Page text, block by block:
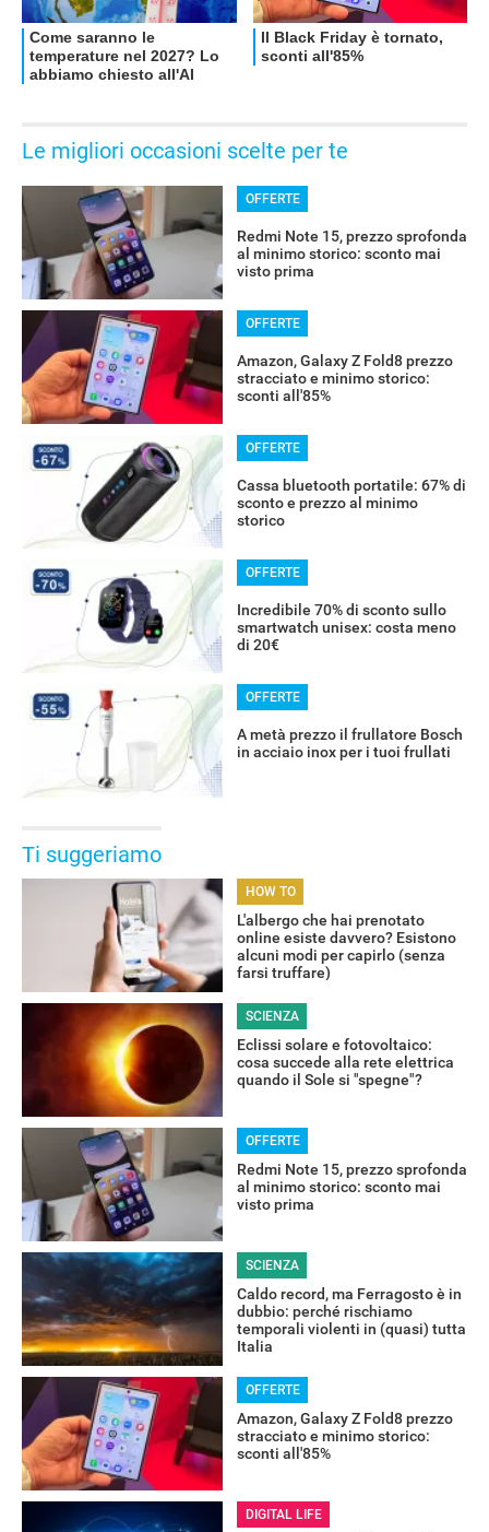
RECENSIONI
Le migliori occasioni scelte per te
OFFERTE
Redmi Note 15, prezzo sprofonda
al minimo storico: sconto mai
visto prima
OFFERTE
Amazon, Galaxy Z Fold8 prezzo
stracciato e minimo storico:
sconti all'85%
OFFERTE
Cassa bluetooth portatile: 67% di
sconto e prezzo al minimo
storico
OFFERTE
Incredibile 70% di sconto sullo
smartwatch unisex: costa meno
di 20€
OFFERTE
A metà prezzo il frullatore Bosch
in acciaio inox per i tuoi frullati
Ti suggeriamo
HOW TO
L'albergo che hai prenotato
online esiste davvero? Esistono
alcuni modi per capirlo (senza
farsi truffare)
SCIENZA
Eclissi solare e fotovoltaico:
cosa succede alla rete elettrica
quando il Sole si "spegne"?
OFFERTE
Redmi Note 15, prezzo sprofonda
al minimo storico: sconto mai
visto prima
SCIENZA
Caldo record, ma Ferragosto è in
dubbio: perché rischiamo
temporali violenti in (quasi) tutta
Italia
OFFERTE
Amazon, Galaxy Z Fold8 prezzo
stracciato e minimo storico:
sconti all'85%
DIGITAL LIFE